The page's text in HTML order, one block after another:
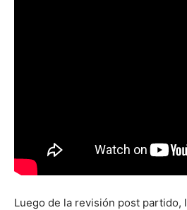
Luego de la revisión post partido,